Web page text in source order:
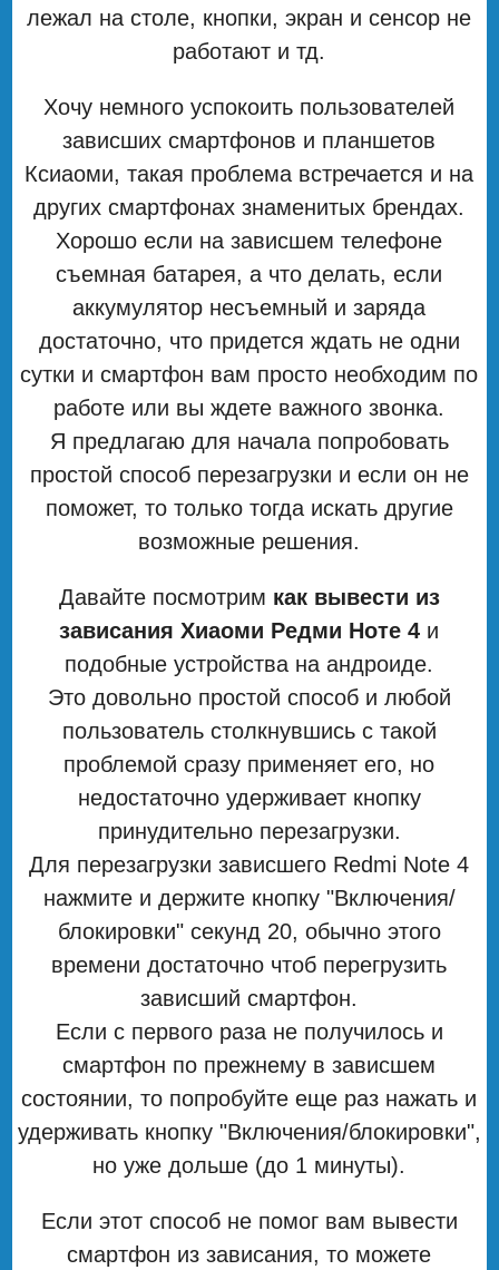
лежал на столе, кнопки, экран и сенсор не
работают и тд.
Хочу немного успокоить пользователей
зависших смартфонов и планшетов
Ксиаоми, такая проблема встречается и на
других смартфонах знаменитых брендах.
Хорошо если на зависшем телефоне
съемная батарея, а что делать, если
аккумулятор несъемный и заряда
достаточно, что придется ждать не одни
сутки и смартфон вам просто необходим по
работе или вы ждете важного звонка.
Я предлагаю для начала попробовать
простой способ перезагрузки и если он не
поможет, то только тогда искать другие
возможные решения.
Давайте посмотрим как вывести из
зависания Хиаоми Редми Ноте 4 и
подобные устройства на андроиде.
Это довольно простой способ и любой
пользователь столкнувшись с такой
проблемой сразу применяет его, но
недостаточно удерживает кнопку
принудительно перезагрузки.
Для перезагрузки зависшего Redmi Note 4
нажмите и держите кнопку "Включения/
блокировки" секунд 20, обычно этого
времени достаточно чтоб перегрузить
зависший смартфон.
Если с первого раза не получилось и
смартфон по прежнему в зависшем
состоянии, то попробуйте еще раз нажать и
удерживать кнопку "Включения/блокировки",
но уже дольше (до 1 минуты).
Если этот способ не помог вам вывести
смартфон из зависания, то можете